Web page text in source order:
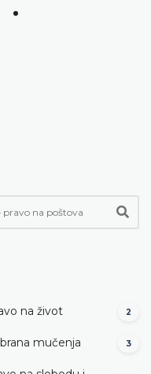
na život 2
mučenja 3